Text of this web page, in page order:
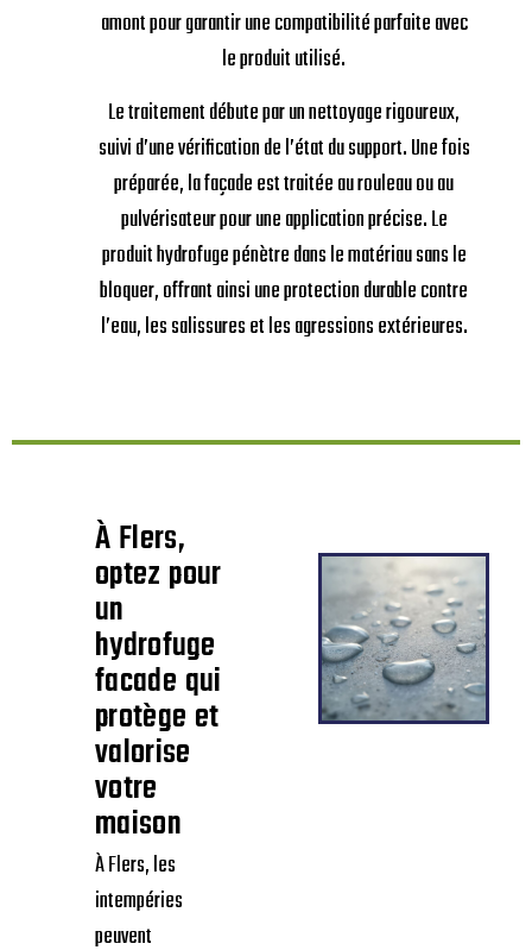
amont pour garantir une compatibilité parfaite avec
le produit utilisé.
Le traitement débute par un nettoyage rigoureux,
suivi d’une vérification de l’état du support. Une fois
préparée, la façade est traitée au rouleau ou au
pulvérisateur pour une application précise. Le
produit hydrofuge pénètre dans le matériau sans le
bloquer, offrant ainsi une protection durable contre
l’eau, les salissures et les agressions extérieures.
À Flers,
optez pour
un
hydrofuge
facade qui
protège et
valorise
votre
maison
À Flers, les
intempéries
peuvent